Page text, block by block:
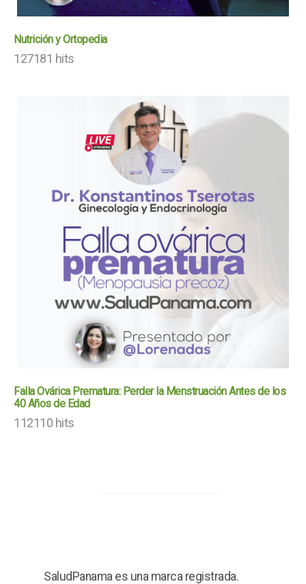
Nutrición y Ortopedia
127181 hits
Falla Ovárica Prematura: Perder la Menstruación Antes de los
40 Años de Edad
112110 hits
SaludPanama es una marca registrada.